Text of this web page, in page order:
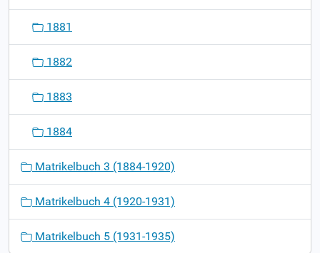
1881
1882
1883
1884
Matrikelbuch 3 (1884-1920)
Matrikelbuch 4 (1920-1931)
Matrikelbuch 5 (1931-1935)